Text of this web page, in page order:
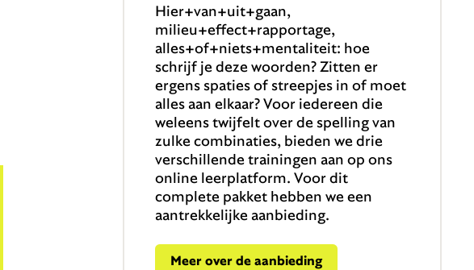
Hier+van+uit+gaan,
milieu+effect+rapportage,
alles+of+niets+mentaliteit: hoe
schrijf je deze woorden? Zitten er
ergens spaties of streepjes in of moet
alles aan elkaar? Voor iedereen die
weleens twijfelt over de spelling van
zulke combinaties, bieden we drie
verschillende trainingen aan op ons
online leerplatform. Voor dit
complete pakket hebben we een
aantrekkelijke aanbieding.
Meer over de aanbieding